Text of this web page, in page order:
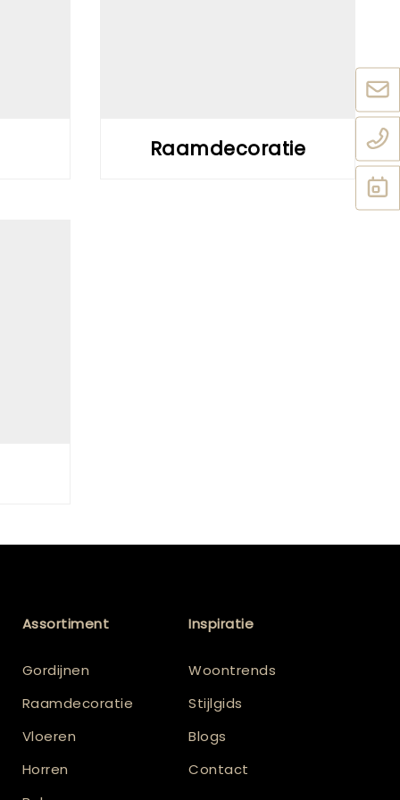
Raamdecoratie
Assortiment
Gordijnen
Raamdecoratie
Vloeren
Horren
Inspiratie
Woontrends
Stijlgids
Blogs
Contact